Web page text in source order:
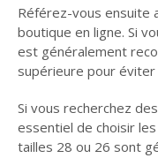
Référez-vous ensuite
boutique en ligne. Si
est généralement
supérieure pour éviter
Si vous recherchez
essentiel de choisir
tailles 28 ou 26 sont